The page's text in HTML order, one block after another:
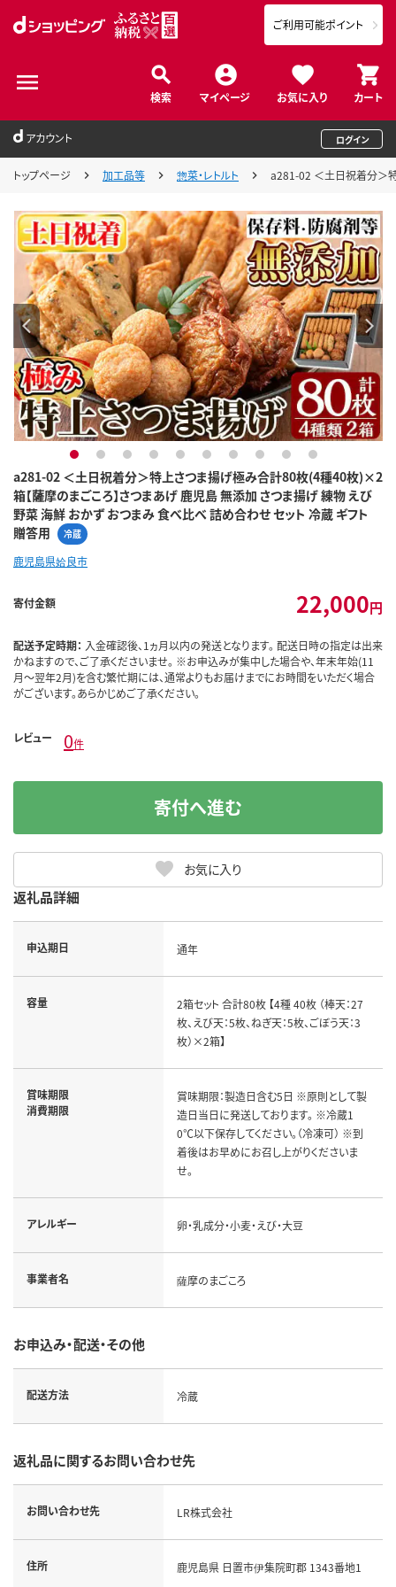
検索 マイページ お気に入り カート
ご利用可能ポイント
アカウント ログイン
トップページ 加工品等 惣菜・レトルト a281-02 ＜土日祝着分＞
a281-02 ＜土日祝着分＞特上さつま揚げ極み合計80枚(4種40枚)×2
箱【薩摩のまごころ】さつまあげ 鹿児島 無添加 さつま揚げ 練物 えび
野菜 海鮮 おかず おつまみ 食べ比べ 詰め合わせ セット 冷蔵 ギフト
贈答用
冷蔵
1 2 3 4 5 6 7 8 9 10
鹿児島県姶良市
寄付金額 22,000円
配送予定時期： 入金確認後、1ヵ月以内の発送となります。 配送日時の指定は出来
かねますので、ご了承くださいませ。 ※お申込みが集中した場合や、年末年始(11
月～翌年2月)を含む繁忙期には、通常よりもお届けまでにお時間をいただく場合
がございます。あらかじめご了承ください。
レビュー 0件
お気に入り
寄付へ進む
返礼品詳細
申込期日 通年
容量
2箱セット 合計80枚 【4種 40枚 （棒天：27
枚、えび天：5枚、ねぎ天：5枚、ごぼう天：3
枚）×2箱】
賞味期限
消費期限
賞味期限：製造日含む5日 ※原則として製
造日当日に発送しております。 ※冷蔵1
0℃以下保存してください。（冷凍可） ※到
着後はお早めにお召し上がりくださいま
せ。
アレルギー 卵・乳成分・小麦・えび・大豆
事業者名 薩摩のまごころ
お申込み・配送・その他
配送方法 冷蔵
返礼品に関するお問い合わせ先
お問い合わせ先 LR株式会社
住所 鹿児島県 日置市伊集院町郡 1343番地1